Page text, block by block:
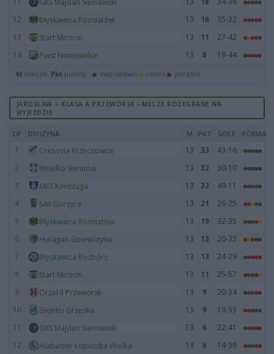
12
Błyskawica Rożniatów 13 16
35-32
13
Start Mirocin 13 11
27-42
14
Piast Nowosielce 13 8 19-44
M mecze, Pkt punkty · zwycięstwo remis porażka
JAROSŁAW > KLASA A PRZEWORSK - MECZE ROZEGRANE NA
WYJEŹDZIE
LP DRUŻYNA M PKT GOLE FORMA
1 Cresovia Krzeczowice 13 33
43-16
2
Wisełka Siennów 13 32
30-10
3
MKS Kańczuga 13 32
49-11
4
San Gorzyce 13 21
26-25
5
Błyskawica Rożniatów 13 19
32-35
6
Huragan Gniewczyna 13 13
20-32
7
Błyskawica Rozbórz 13 13
24-29
8
Start Mirocin 13 11
25-57
9
Orzeł II Przeworsk 13 9
20-34
10
Błękitni Grzęska 13 9
19-53
11
GKS Majdan Sieniawski 13 6
22-41
12
Alabaster Łopuszka Wielka 13 6
14-39